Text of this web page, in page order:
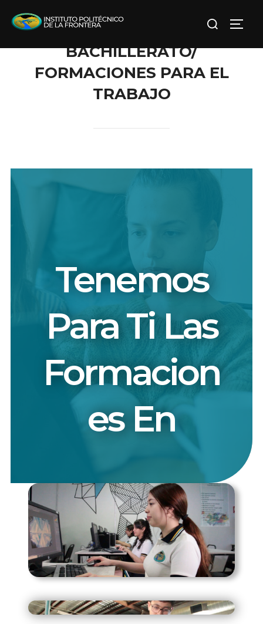
Buscar:
BACHILLERATO/
FORMACIONES PARA EL
TRABAJO
Tenemos
Para Ti Las
Formacion
Es En